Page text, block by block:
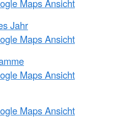
Maps Ansicht
Jahr
Maps Ansicht
Maps Ansicht
Maps Ansicht